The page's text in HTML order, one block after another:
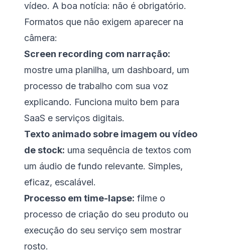
vídeo. A boa notícia: não é obrigatório.
Formatos que não exigem aparecer na
câmera:
Screen recording com narração:
mostre uma planilha, um dashboard, um
processo de trabalho com sua voz
explicando. Funciona muito bem para
SaaS e serviços digitais.
Texto animado sobre imagem ou vídeo
de stock: uma sequência de textos com
um áudio de fundo relevante. Simples,
eficaz, escalável.
Processo em time-lapse: filme o
processo de criação do seu produto ou
execução do seu serviço sem mostrar
rosto.